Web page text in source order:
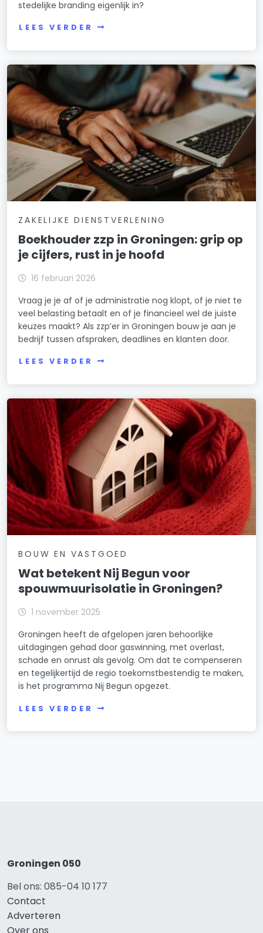
stedelijke branding eigenlijk in?
LEES VERDER
ZAKELIJKE DIENSTVERLENING
Boekhouder zzp in Groningen: grip op
je cijfers, rust in je hoofd
16 februari 2026
Vraag je je af of je administratie nog klopt, of je niet te
veel belasting betaalt en of je financieel wel de juiste
keuzes maakt? Als zzp’er in Groningen bouw je aan je
bedrijf tussen afspraken, deadlines en klanten door.
LEES VERDER
BOUW EN VASTGOED
Wat betekent Nij Begun voor
spouwmuurisolatie in Groningen?
1 november 2025
Groningen heeft de afgelopen jaren behoorlijke
uitdagingen gehad door gaswinning, met overlast,
schade en onrust als gevolg. Om dat te compenseren
en tegelijkertijd de regio toekomstbestendig te maken,
is het programma Nij Begun opgezet.
LEES VERDER
Groningen 050
Bel ons: 085-04 10 177
Contact
Adverteren